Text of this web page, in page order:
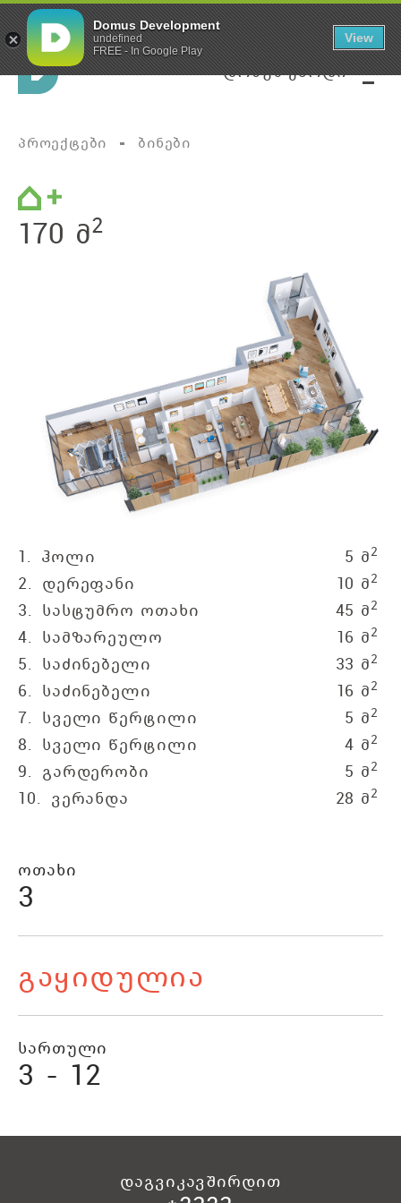
Domus Development
undefined
FREE - In Google Play
View
მწვანე კარკასი
დომუს ქარდი
პროექტები ბინები
170 მ2
1. ჰოლი 5 მ2
2. დერეფანი 10 მ2
3. სასტუმრო ოთახი 45 მ2
4. სამზარეულო 16 მ2
5. საძინებელი 33 მ2
6. საძინებელი 16 მ2
7. სველი წერტილი 5 მ2
8. სველი წერტილი 4 მ2
9. გარდერობი 5 მ2
10. ვერანდა 28 მ2
ოთახი
3
გაყიდულია
სართული
3 - 12
დაგვიკავშირდით